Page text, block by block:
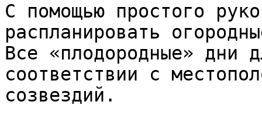
С помощью простого
распланировать
Все «плодородные» дни
соответствии с
созвездий.